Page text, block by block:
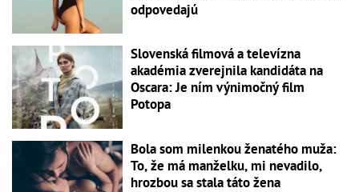
odpovedajú
Slovenská filmová a televízna
akadémia zverejnila kandidáta na
Oscara: Je ním výnimočný film
Potopa
Bola som milenkou ženatého muža:
To, že má manželku, mi nevadilo,
hrozbou sa stala táto žena